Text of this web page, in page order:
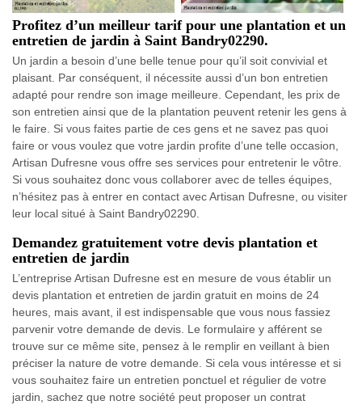
Profitez d’un meilleur tarif pour une plantation et un
entretien de jardin à Saint Bandry02290.
Un jardin a besoin d’une belle tenue pour qu’il soit convivial et
plaisant. Par conséquent, il nécessite aussi d’un bon entretien
adapté pour rendre son image meilleure. Cependant, les prix de
son entretien ainsi que de la plantation peuvent retenir les gens à
le faire. Si vous faites partie de ces gens et ne savez pas quoi
faire or vous voulez que votre jardin profite d’une telle occasion,
Artisan Dufresne vous offre ses services pour entretenir le vôtre.
Si vous souhaitez donc vous collaborer avec de telles équipes,
n’hésitez pas à entrer en contact avec Artisan Dufresne, ou visiter
leur local situé à Saint Bandry02290.
Demandez gratuitement votre devis plantation et
entretien de jardin
L’entreprise Artisan Dufresne est en mesure de vous établir un
devis plantation et entretien de jardin gratuit en moins de 24
heures, mais avant, il est indispensable que vous nous fassiez
parvenir votre demande de devis. Le formulaire y afférent se
trouve sur ce même site, pensez à le remplir en veillant à bien
préciser la nature de votre demande. Si cela vous intéresse et si
vous souhaitez faire un entretien ponctuel et régulier de votre
jardin, sachez que notre société peut proposer un contrat